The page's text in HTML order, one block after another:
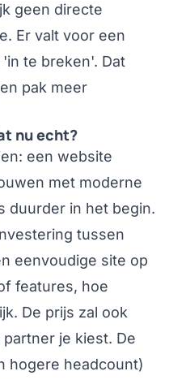
geen directe
Er valt voor een
te breken'. Dat
pak meer
nu echt?
een website
met moderne
duurder in het begin.
tussen
eenvoudige site op
features, hoe
De prijs zal ook
je kiest. De
hogere headcount)